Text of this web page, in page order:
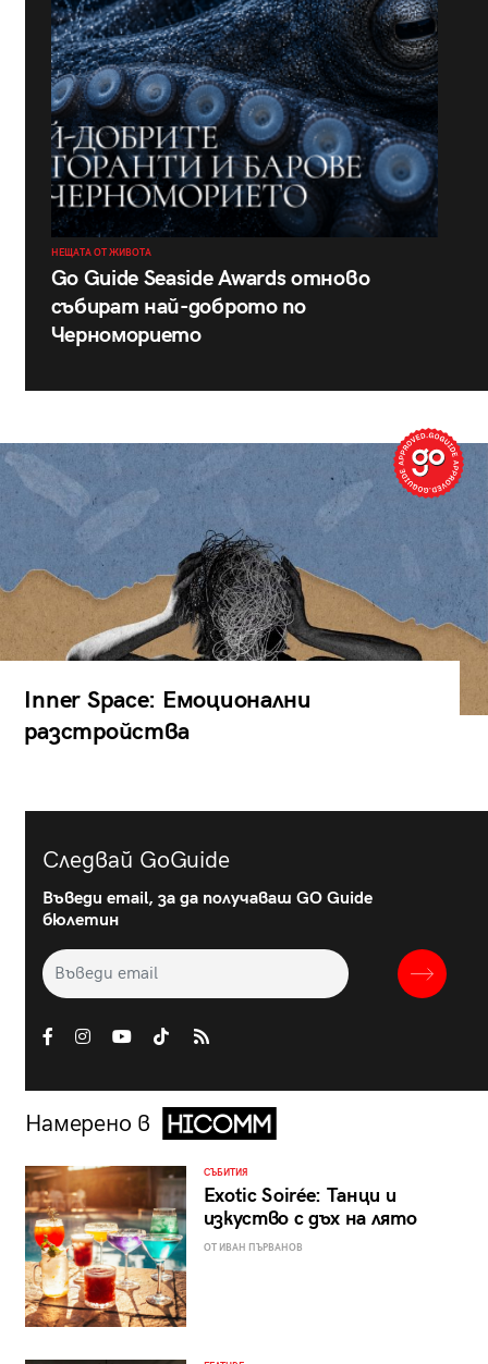
НЕЩАТА ОТ ЖИВОТА
Go Guide Seaside Awards отново
събират най-доброто по
Черноморието
Inner Space: Емоционални
разстройства
Следвай GoGuide
Въведи email, за да получаваш GO Guide
бюлетин
Намерено в
СЪБИТИЯ
Exotic Soirée: Танци и
изкуство с дъх на лято
ОТ ИВАН ПЪРВАНОВ